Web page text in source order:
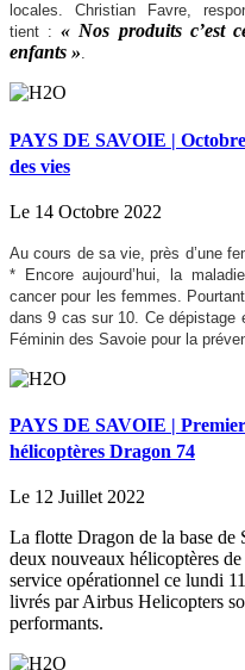
locales. Christian Favre,
tient :« Nos produits c’est
enfants ».
PAYS DE SAVOIE |
des vies
Le 14 Octobre 2022
Au cours de sa vie, près d’une
* Encore aujourd’hui, la
cancer pour les femmes.
dans 9 cas sur 10. Ce dépistage
Féminin des Savoie pour la
PAYS DE SAVOIE |
hélicoptères Dragon 74
Le 12 Juillet 2022
La flotte Dragon de la base
deux nouveaux hélicoptères
service opérationnel ce lundi
livrés par Airbus Helicopters
performants.